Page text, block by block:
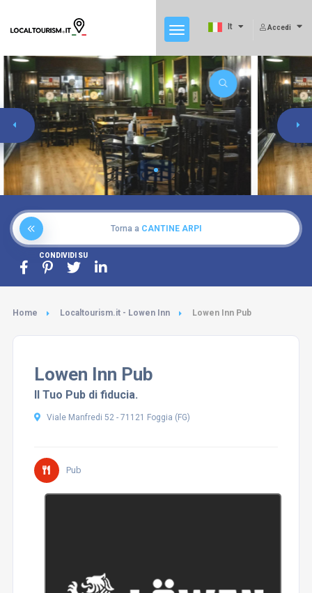
Accedi
It
Torna a CANTINE ARPI
CONDIVIDI SU
Home Localtourism.it - Lowen Inn Lowen Inn Pub
Lowen Inn Pub
Il Tuo Pub di fiducia.
Viale Manfredi 52 - 71121 Foggia (FG)
Pub